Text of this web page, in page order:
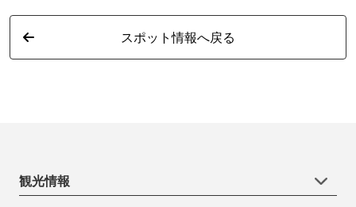
スポット情報へ戻る
観光情報